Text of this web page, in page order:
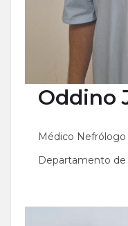
Oddino
Médico Nefrólogo
Departamento